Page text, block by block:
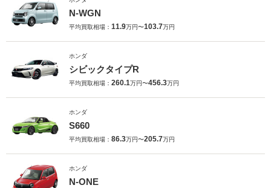
N-WGN
平均買取相場： 11.9万円〜103.7万円
ホンダ
シビックタイプR
平均買取相場： 260.1万円〜456.3万円
ホンダ
S660
平均買取相場： 86.3万円〜205.7万円
ホンダ
N-ONE